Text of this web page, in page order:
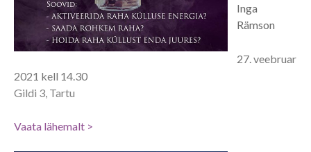
Inga
Rämson
27. veebruar
2021 kell 14.30
Gildi 3, Tartu
Vaata lähemalt >